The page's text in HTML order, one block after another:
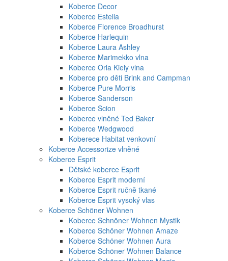
Koberce Decor
Koberce Estella
Koberce Florence Broadhurst
Koberce Harlequin
Koberce Laura Ashley
Koberce Marimekko vlna
Koberce Orla Kiely vlna
Koberce pro děti Brink and Campman
Koberce Pure Morris
Koberce Sanderson
Koberce Scion
Koberce vlněné Ted Baker
Koberce Wedgwood
Koberece Habitat venkovní
Koberce Accessorize vlněné
Koberce Esprit
Dětské koberce Esprit
Koberce Esprit moderní
Koberce Esprit ručně tkané
Koberce Esprit vysoký vlas
Koberce Schöner Wohnen
Koberce Schnöner Wohnen Mystik
Koberce Schöner Wohnen Amaze
Koberce Schöner Wohnen Aura
Koberce Schöner Wohnen Balance